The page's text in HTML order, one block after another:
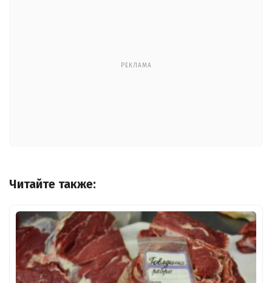
РЕКЛАМА
Читайте также: